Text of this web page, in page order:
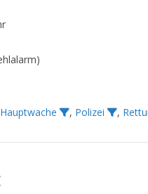
, Polizei ,